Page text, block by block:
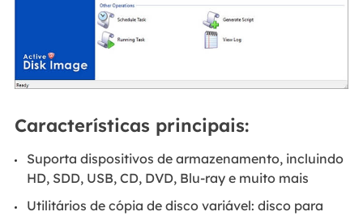
Características principais:
Suporta dispositivos de armazenamento, incluindo
HD, SDD, USB, CD, DVD, Blu-ray e muito mais
Utilitários de cópia de disco variável: disco para